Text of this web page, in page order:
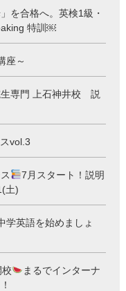
を合格へ。英検1級・
特訓￼
座～
専門 上石神井校 説
vol.3
7月スタート！説明
土)
学英語を始めましょ
まるでインターナ